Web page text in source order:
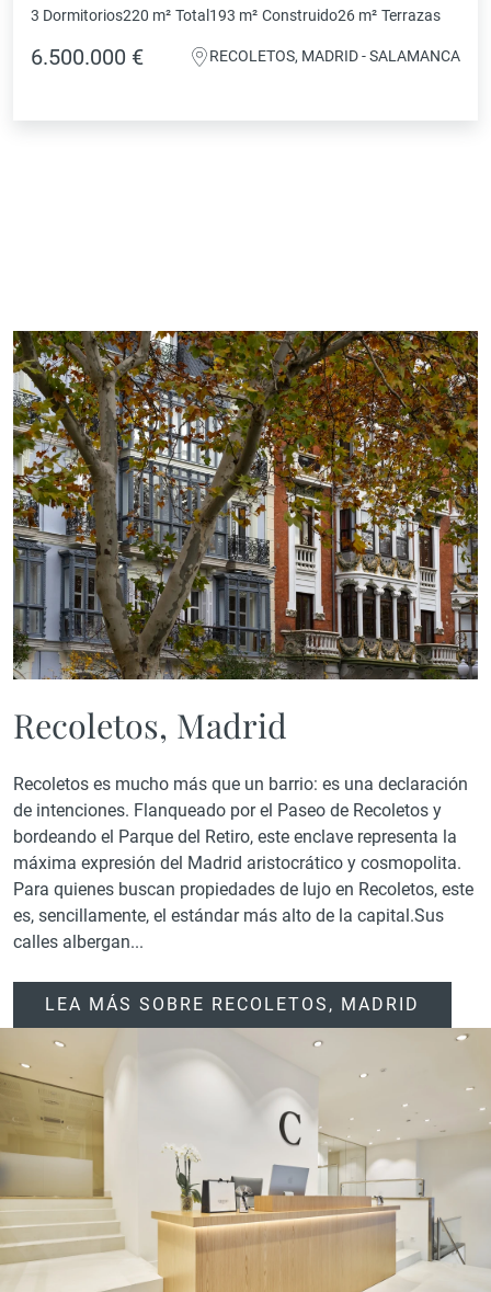
3 Dormitorios220 m² Total 193 m² Construido26 m² Terrazas
6.500.000 € RECOLETOS, MADRID - SALAMANCA
Recoletos, Madrid
Recoletos es mucho más que un barrio: es una declaración
de intenciones. Flanqueado por el Paseo de Recoletos y
bordeando el Parque del Retiro, este enclave representa la
máxima expresión del Madrid aristocrático y cosmopolita.
Para quienes buscan propiedades de lujo en Recoletos, este
es, sencillamente, el estándar más alto de la capital.Sus
calles albergan...
LEA MÁS SOBRE RECOLETOS, MADRID